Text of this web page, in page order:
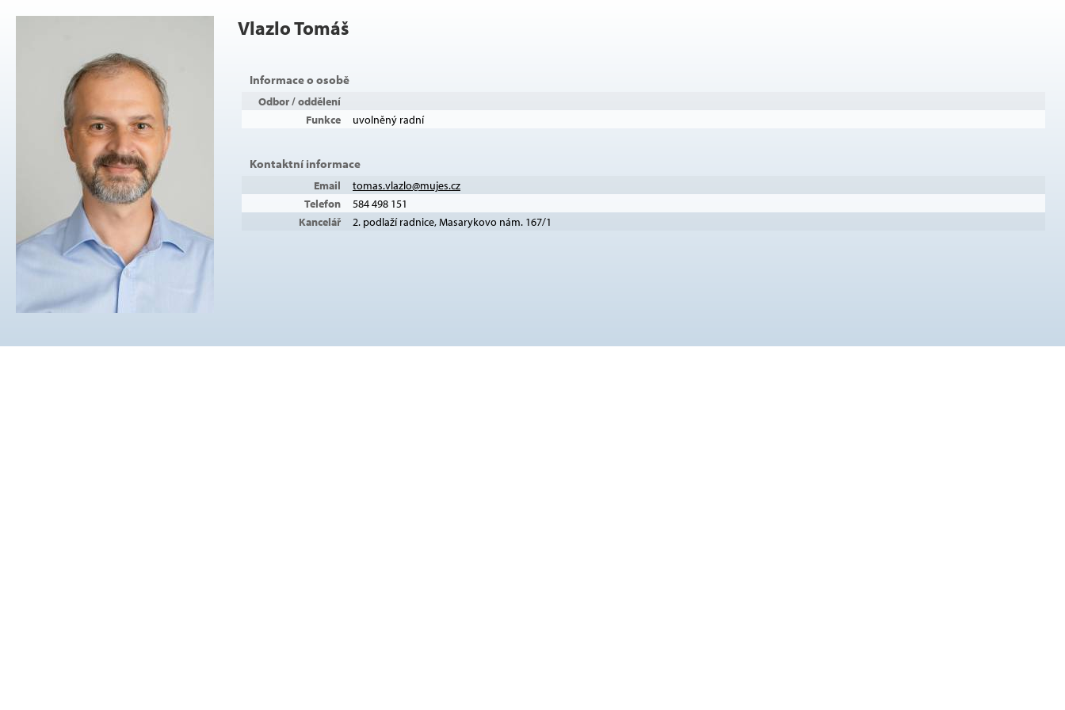
Vlazlo Tomáš
Informace o osobě
Odbor / oddělení
Funkce
uvolněný radní
Kontaktní informace
Email
tomas.vlazlo@mujes.cz
Telefon
584 498 151
Kancelář
2. podlaží radnice, Masarykovo nám. 167/1